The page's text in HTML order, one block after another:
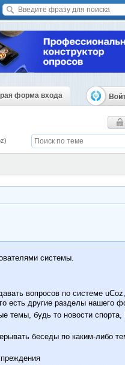
форма входа
системы.
вопросов по системе
есть другие разделы нашего
темы, будь то новости спорта,
беседы по каким-либо